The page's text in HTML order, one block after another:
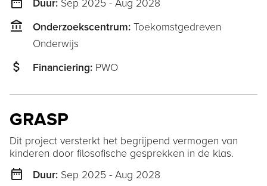
Duur: Sep 2025 - Aug 2028
account_balance Onderzoekscentrum: Toekomstgedreven
Onderwijs
attach_money Financiering: PWO
GRASP
Dit project versterkt het begrijpend vermogen van
kinderen door filosofische gesprekken in de klas.
date_range Duur: Sep 2025 - Aug 2028